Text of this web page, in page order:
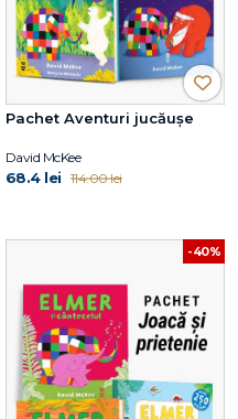
Pachet Aventuri jucăușe
David McKee
68.4 lei 114.00 lei
-40%